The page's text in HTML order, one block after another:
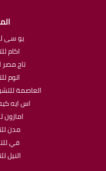
يو سى
اكام
تاج مصر
اتوم
العاصمة
اس ايه
امازون
مدن
في
النيل